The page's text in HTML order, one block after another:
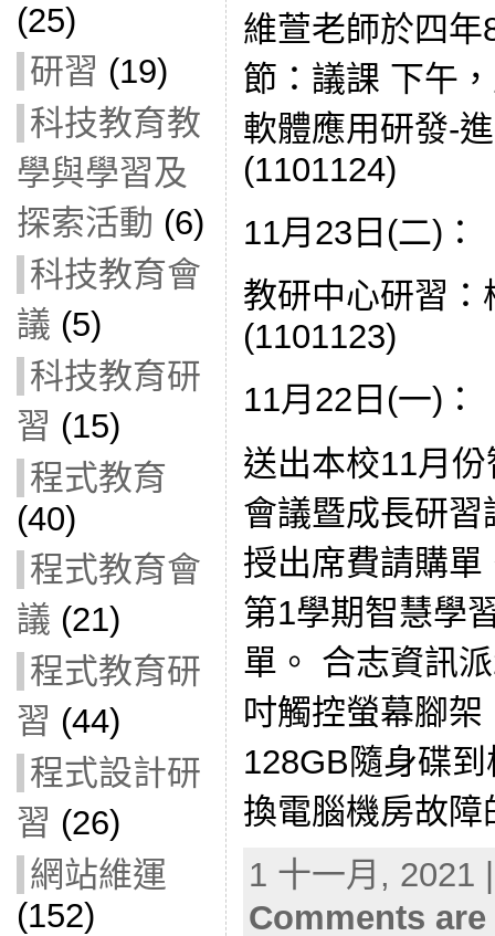
(25)
研習 (19)
科技教育教
學與學習及
探索活動 (6)
科技教育會
議 (5)
科技教育研
習 (15)
程式教育
(40)
程式教育會
議 (21)
程式教育研
習 (44)
程式設計研
習 (26)
網站維運
(152)
維萱老師於四
節：議課 下午
軟體應用研發-
(1101124)
11月23日(二)：
教研中心研習
(1101123)
11月22日(一)：
送出本校11月
會議暨成長研
授出席費請購
第1學期智慧學
單。 合志資訊
吋觸控螢幕腳
128GB隨身碟
換電腦機房故
1 十一月, 2021
Comments